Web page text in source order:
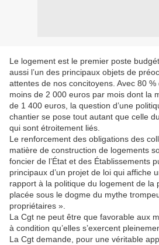
Le logement est le premier poste
aussi l’un des principaux objets de
attentes de nos concitoyens. Avec 80
moins de 2 000 euros par mois dont la
de 1 400 euros, la question d’une
chantier se pose tout autant que celle
qui sont étroitement liés.
Le renforcement des obligations des
matière de construction de logements
foncier de l’État et des Établissements
principaux d’un projet de loi qui affiche
rapport à la politique du logement de la
placée sous le dogme du mythe
propriétaires ».
La Cgt ne peut être que favorable aux
à condition qu’elles s’exercent
La Cgt demande, pour une véritable